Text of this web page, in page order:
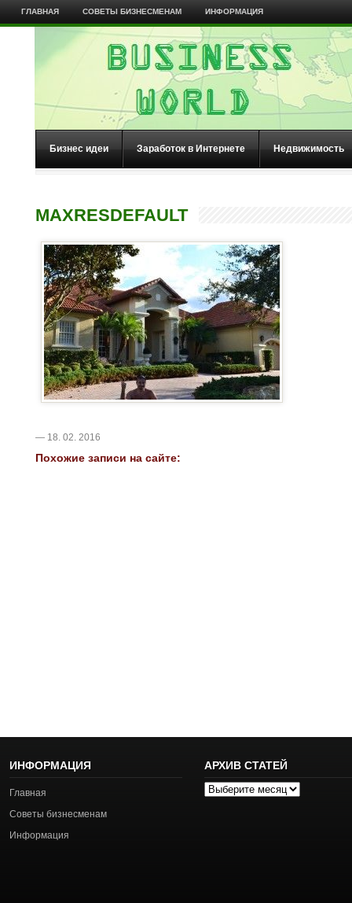
ГЛАВНАЯ СОВЕТЫ БИЗНЕСМЕНАМ ИНФОРМАЦИЯ
Бизнес идеи Заработок в Интернете Недвижимость
MAXRESDEFAULT
— 18. 02. 2016
Похожие записи на сайте:
ИНФОРМАЦИЯ
Главная
Советы бизнесменам
Информация
АРХИВ СТАТЕЙ
Архив